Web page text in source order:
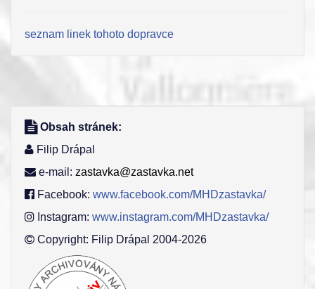
seznam linek tohoto dopravce
Obsah stránek:
Filip Drápal
e-mail: zastavka@zastavka.net
Facebook: www.facebook.com/MHDzastavka/
Instagram: www.instagram.com/MHDzastavka/
Copyright: Filip Drápal 2004-2026